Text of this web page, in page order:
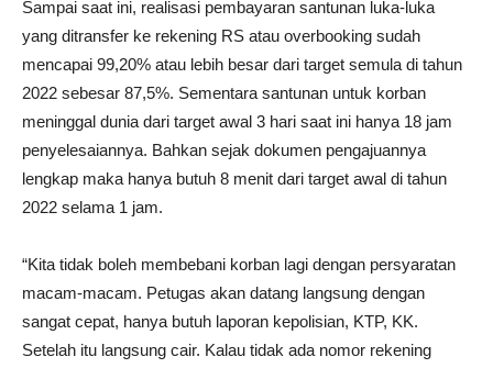
Sampai saat ini, realisasi pembayaran santunan luka-luka
yang ditransfer ke rekening RS atau overbooking sudah
mencapai 99,20% atau lebih besar dari target semula di tahun
2022 sebesar 87,5%. Sementara santunan untuk korban
meninggal dunia dari target awal 3 hari saat ini hanya 18 jam
penyelesaiannya. Bahkan sejak dokumen pengajuannya
lengkap maka hanya butuh 8 menit dari target awal di tahun
2022 selama 1 jam.
“Kita tidak boleh membebani korban lagi dengan persyaratan
macam-macam. Petugas akan datang langsung dengan
sangat cepat, hanya butuh laporan kepolisian, KTP, KK.
Setelah itu langsung cair. Kalau tidak ada nomor rekening